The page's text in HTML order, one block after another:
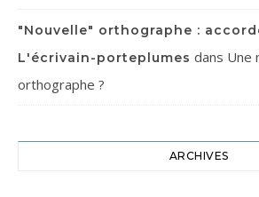
"Nouvelle" orthographe :
L'écrivain-porteplumes dans Une
orthographe ?
ARCHIVES